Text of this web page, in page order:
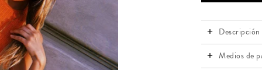
Descripción
Medios de